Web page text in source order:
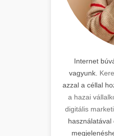
Internet
vagyunk.
azzal a céllal
a hazai
digitális